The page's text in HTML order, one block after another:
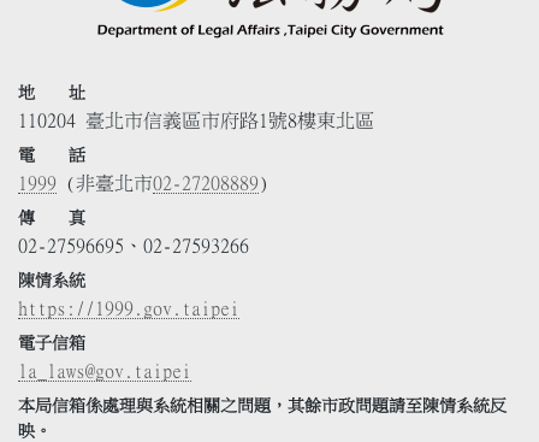
地 址
110204 臺北市信義區市府路1號8樓東北區
電 話
1999 (非臺北市02-27208889)
傳 真
02-27596695、02-27593266
陳情系統
https://1999.gov.taipei
電子信箱
la_laws@gov.taipei
本局信箱係處理與系統相關之問題，其餘市政問題請至陳情系統反
映。